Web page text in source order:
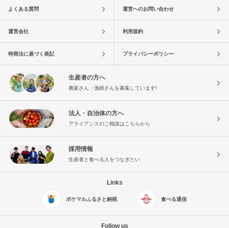
よくある質問 運営へのお問い合わせ
運営会社 利用規約
特商法に基づく表記 プライバシーポリシー
生産者の方へ
農家さん・漁師さんを募集しています!
法人・自治体の方へ
アライアンスのご相談はこちらから
採用情報
生産者と食べる人をつなぎたい
Links
ポケマルふるさと納税 食べる通信
Follow us